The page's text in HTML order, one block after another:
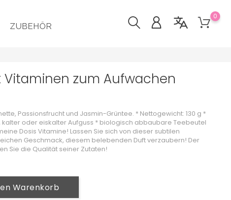
ZUBEHÖR
0
Vitaminen zum Aufwachen
Passionsfrucht und Jasmin-Grüntee. * Nettogewicht: 130 g *
kalter oder eiskalter Aufguss * biologisch abbaubare Teebeutel
Dosis Vitamine! Lassen Sie sich von dieser subtilen
Geschmack, diesem belebenden Duft verzaubern! Der
Sie die Qualität seiner Zutaten!
Warenkorb